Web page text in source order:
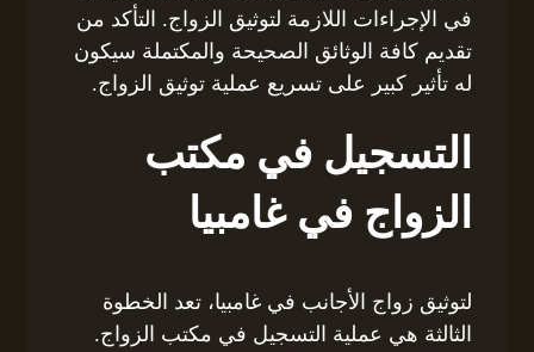
في الإجراءات اللازمة لتوثيق الزواج. التأكد من
تقديم كافة الوثائق الصحيحة والمكتملة سيكون
له تأثير كبير على تسريع عملية توثيق الزواج.
التسجيل في مكتب
الزواج في غامبيا
لتوثيق زواج الأجانب في غامبيا، تعد الخطوة
الثالثة هي عملية التسجيل في مكتب الزواج.